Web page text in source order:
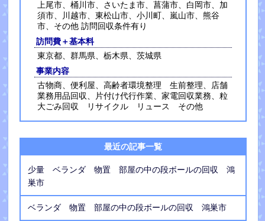
上尾市、桶川市、さいたま市、菖蒲市、白岡市、加
須市、川越市、東松山市、小川町、嵐山市、熊谷
市、その他 訪問回収条件有り
訪問費＋基本料
東京都、群馬県、栃木県、茨城県
事業内容
古物商、便利屋、高齢者環境整理 生前整理、店舗
業務用品回収、片付け代行作業、家電回収業務、粒
大ごみ回収 リサイクル リュース その他
最近の記事一覧
少量 ベランダ 物置 部屋の中の段ボールの回収 鴻
巣市
ベランダ 物置 部屋の中の段ボールの回収 鴻巣市